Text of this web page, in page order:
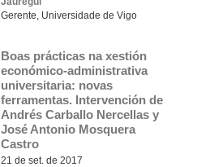
Gerente, Universidade de Vigo
Boas prácticas na xestión
económico-administrativa
universitaria: novas
ferramentas. Intervención de
Andrés Carballo Nercellas y
José Antonio Mosquera
Castro
21 de set. de 2017